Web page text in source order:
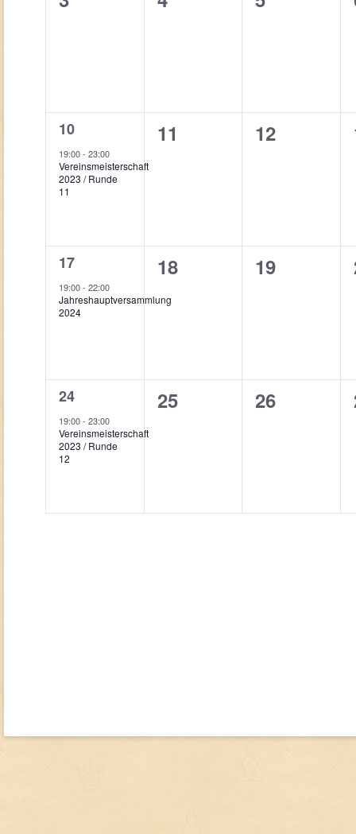
1
Veranstaltung,
10
19:00- 23:00
Vereinsmeisterschaft
2023 / Runde
11
0
11
0
12
1
Veranstaltung,
17
19:00- 22:00
Jahreshauptversammlung
2024
0
Veranstaltungen,
18
0
19
1
Veranstaltung,
24
19:00- 23:00
Vereinsmeisterschaft
2023 / Runde
12
0
25
0
26